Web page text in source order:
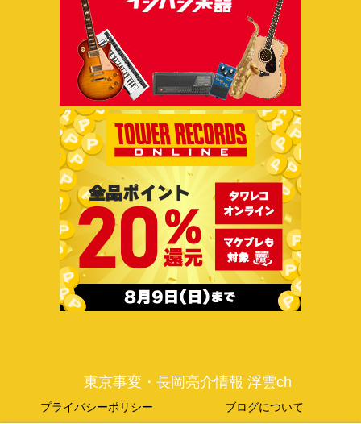
東京事変・長岡亮介情報 浮雲ch
プライバシーポリシー ブログについて